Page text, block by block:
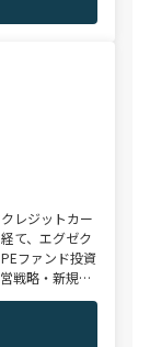
レジットカー
て、エグゼク
ファンド投資
戦略・新規事
ジションにお
通/サービス